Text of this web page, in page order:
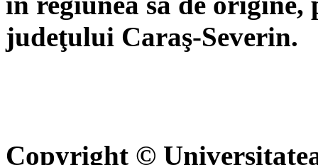
judeţului Caraş-Severin.
Copyright ©